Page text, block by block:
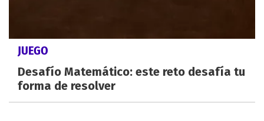
JUEGO
Desafío Matemático: este reto desafía tu
forma de resolver